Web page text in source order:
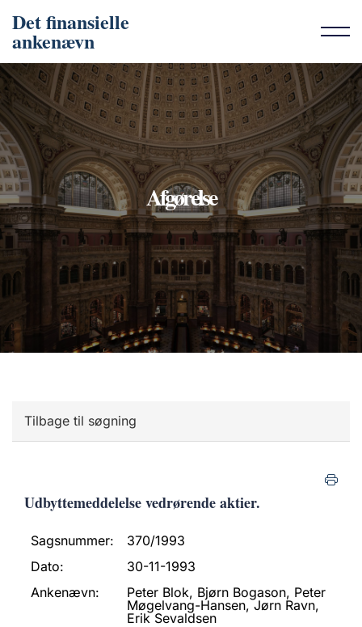
Det finansielle
ankenævn
Afgørelse
Tilbage til søgning
Udbyttemeddelelse vedrørende aktier.
Sagsnummer:
370/1993
Dato:
30-11-1993
Ankenævn:
Peter Blok, Bjørn Bogason, Peter
Møgelvang-Hansen, Jørn Ravn,
Erik Sevaldsen